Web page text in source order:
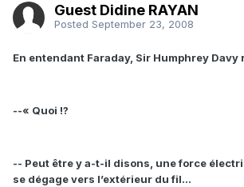
Guest Didine RAYAN
Posted September 23, 2008
En entendant Faraday, Sir Humphrey
--« Quoi !?
-- Peut être y a-t-il disons, une force
se dégage vers l’extérieur du fil…